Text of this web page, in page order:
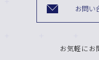
お問い
お気軽にお